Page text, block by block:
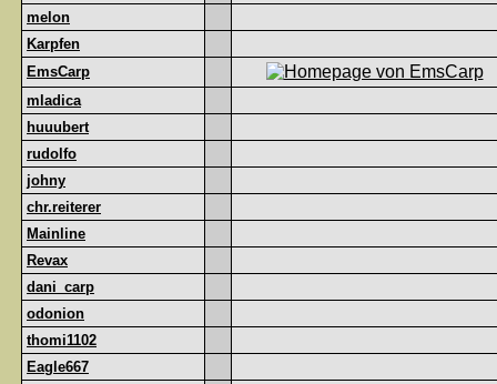
melon
Karpfen
EmsCarp
mladica
huuubert
rudolfo
johny
chr.reiterer
Mainline
Revax
dani_carp
odonion
thomi1102
Eagle667